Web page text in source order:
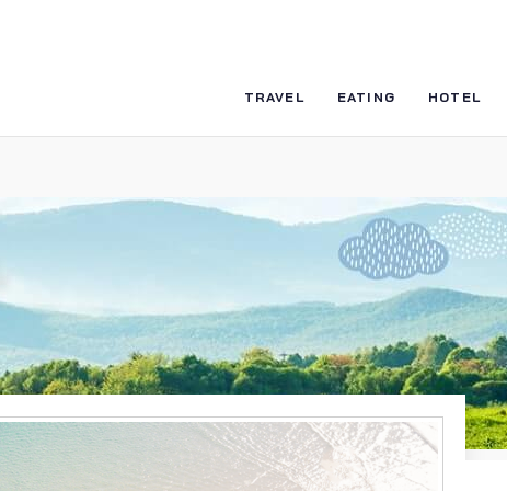
TRAVEL EATING HOTEL